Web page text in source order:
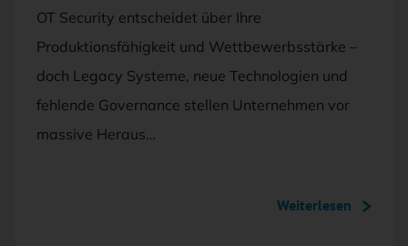
OT Security entscheidet über Ihre
Produktionsfähigkeit und Wettbewerbsstärke –
doch Legacy Systeme, neue Technologien und
fehlende Governance stellen Unternehmen vor
massive Heraus…
Weiterlesen